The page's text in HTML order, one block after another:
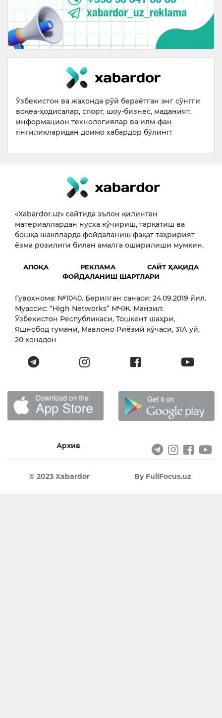
Ўзбекистон ва жаҳонда рўй бераётган энг сўнгги
воқеа-ҳодисалар, спорт, шоу-бизнес, маданият,
информацион технологиялар ва илм-фан
янгиликларидан доимо хабардор бўлинг!
«Xabardor.uz» сайтида эълон қилинган
материаллардан нусха кўчириш, тарқатиш ва
бошқа шаклларда фойдаланиш фақат таҳририят
ёзма розилиги билан амалга оширилиши мумкин.
АЛОҚА РЕКЛАМА
САЙТ ҲАҚИДА
ФОЙДАЛАНИШ ШАРТЛАРИ
Гувоҳнома: №1040. Берилган санаси: 24.09.2019 йил.
Муассис: “High Networks” МЧЖ. Манзил:
Ўзбекистон Республикаси, Тошкент шаҳри,
Яшнобод тумани, Мавлоно Риёзий кўчаси, 31А уй,
20 хонадон
Архив
© 2023 Xabardor By FullFocus.uz